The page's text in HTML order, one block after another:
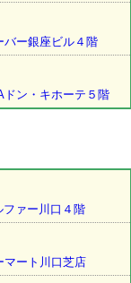
バー銀座ビル４階
ン・キホーテ５階
ァー川口４階
マート川口芝店